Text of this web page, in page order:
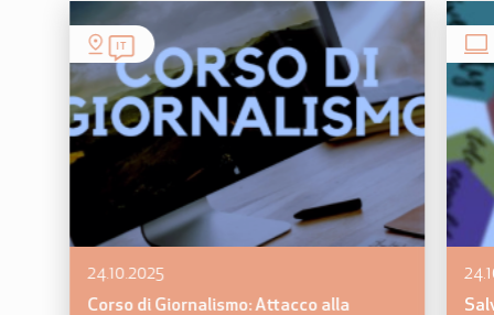
IT
24.10.2025
Corso di Giornalismo: Attacco alla